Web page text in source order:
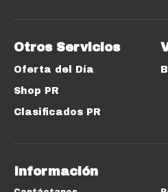
Otros Servicios
Oferta del Día
Shop PR
Clasificados PR
Información